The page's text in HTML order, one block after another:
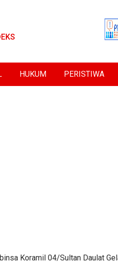
HUKUM PERISTIWA
Koramil 04/Sultan Daulat